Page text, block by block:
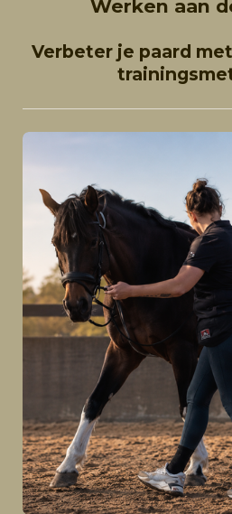
Werken aan
Verbeter je paard